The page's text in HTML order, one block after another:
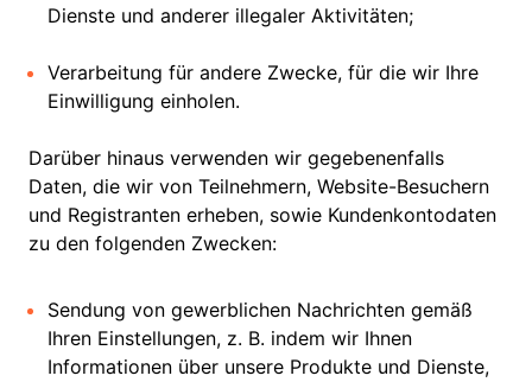
Dienste und anderer illegaler Aktivitäten;
Verarbeitung für andere Zwecke, für die wir Ihre
Einwilligung einholen.
Darüber hinaus verwenden wir gegebenenfalls
Daten, die wir von Teilnehmern, Website-Besuchern
und Registranten erheben, sowie Kundenkontodaten
zu den folgenden Zwecken:
Sendung von gewerblichen Nachrichten gemäß
Ihren Einstellungen, z. B. indem wir Ihnen
Informationen über unsere Produkte und Dienste,